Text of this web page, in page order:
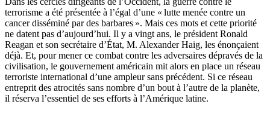
terrorisme a été présentée à l’égal d’une « lutte menée contre un
cancer disséminé par des barbares ». Mais ces mots et cette priorité
ne datent pas d’aujourd’hui. Il y a vingt ans, le président Ronald
Reagan et son secrétaire d’État, M. Alexander Haig, les énonçaient
déjà. Et, pour mener ce combat contre les adversaires dépravés de la
civilisation, le gouvernement américain mit alors en place un réseau
terroriste international d’une ampleur sans précédent. Si ce réseau
entreprit des atrocités sans nombre d’un bout à l’autre de la planète,
il réserva l’essentiel de ses efforts à l’Amérique latine.